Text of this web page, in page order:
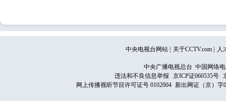
中央电视台网站 关于CCTV.com 人
中央广播电视总台 中国网络
违法和不良信息举报
京ICP证060535号
网上传播视听节目许可证号 0102004 新出网证（京）